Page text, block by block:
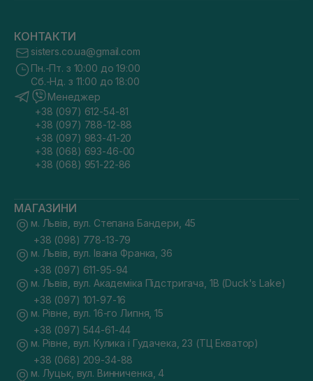
КОНТАКТИ
sisters.co.ua@gmail.com
Пн.-Пт. з 10:00 до 19:00
Сб.-Нд. з 11:00 до 18:00
Менеджер
+38 (097) 612-54-81
+38 (097) 788-12-88
+38 (097) 983-41-20
+38 (068) 693-46-00
+38 (068) 951-22-86
МАГАЗИНИ
м. Львів, вул. Степана Бандери, 45
+38 (098) 778-13-79
м. Львів, вул. Івана Франка, 36
+38 (097) 611-95-94
м. Львів, вул. Академіка Підстригача, 1В (Duck's Lake)
+38 (097) 101-97-16
м. Рівне, вул. 16-го Липня, 15
+38 (097) 544-61-44
м. Рівне, вул. Кулика і Гудачека, 23 (ТЦ Екватор)
+38 (068) 209-34-88
м. Луцьк, вул. Винниченка, 4